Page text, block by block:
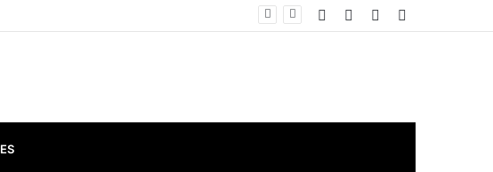
Lago de Valsequillo Telegram
Twitter
Facebook